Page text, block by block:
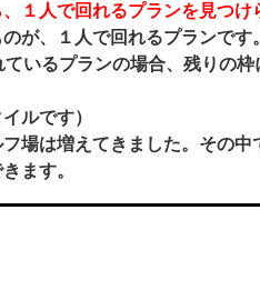
１人で回れるプランを見つけ
が、１人で回れるプランです。
いるプランの場合、残りの
ルです）
場は増えてきました。その中
ます。